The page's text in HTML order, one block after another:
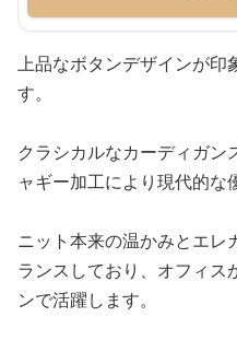
上品なボタンデザインが印
す。
クラシカルなカーディガン
ャギー加工により現代的な
ニット本来の温かみとエレ
ランスしており、オフィス
ンで活躍します。